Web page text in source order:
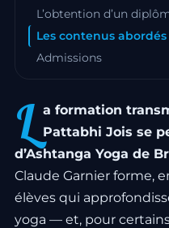
L’obtention d’un
Les contenus abordés
Admissions
L a formation
Pattabhi Jois se
d’Ashtanga Yoga de
Claude Garnier forme,
élèves qui
yoga — et, pour